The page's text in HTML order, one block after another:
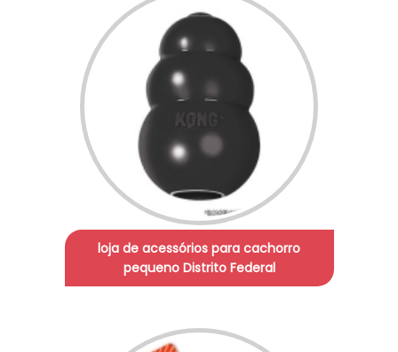
loja de acessórios para cachorro
pequeno Distrito Federal